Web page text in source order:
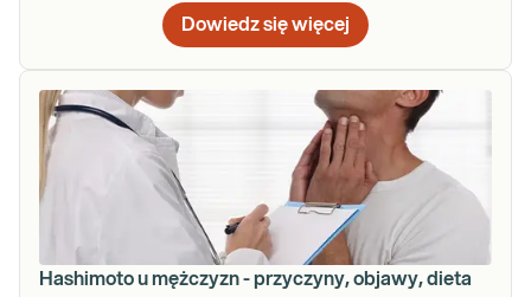
Dowiedz się więcej
Hashimoto u mężczyzn - przyczyny, objawy, dieta